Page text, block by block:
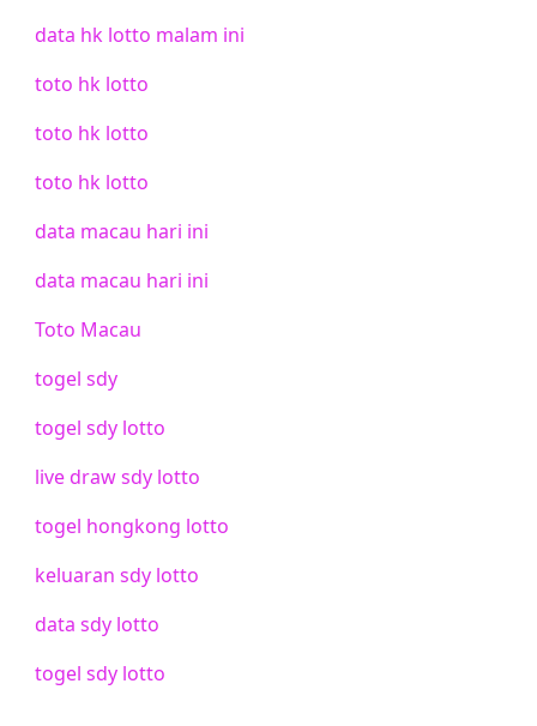
data hk lotto malam ini
toto hk lotto
toto hk lotto
toto hk lotto
data macau hari ini
data macau hari ini
Toto Macau
togel sdy
togel sdy lotto
live draw sdy lotto
togel hongkong lotto
keluaran sdy lotto
data sdy lotto
togel sdy lotto